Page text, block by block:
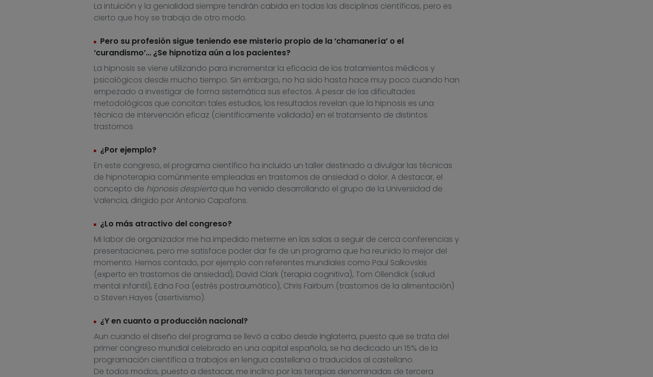
La intuición y la genialidad siempre tendrán cabida en todas las disciplinas científicas, pero es
cierto que hoy se trabaja de otro modo.
Pero su profesión sigue teniendo ese misterio propio de la ‘chamanería’ o el
‘curandismo’… ¿Se hipnotiza aún a los pacientes?
La hipnosis se viene utilizando para incrementar la eficacia de los tratamientos médicos y
psicológicos desde mucho tiempo. Sin embargo, no ha sido hasta hace muy poco cuando han
empezado a investigar de forma sistemática sus efectos. A pesar de las dificultades
metodológicas que concitan tales estudios, los resultados revelan que la hipnosis es una
técnica de intervención eficaz (científicamente validada) en el tratamiento de distintos
trastornos
¿Por ejemplo?
En este congreso, el programa científico ha incluido un taller destinado a divulgar las técnicas
de hipnoterapia comúnmente empleadas en trastornos de ansiedad o dolor. A destacar, el
concepto de hipnosis despiertaque ha venido desarrollando el grupo de la Universidad de
Valencia, dirigido por Antonio Capafons.
¿Lo más atractivo del congreso?
Mi labor de organizador me ha impedido meterme en las salas a seguir de cerca conferencias y
presentaciones, pero me satisface poder dar fe de un programa que ha reunido lo mejor del
momento. Hemos contado, por ejemplo con referentes mundiales como Paul Salkovskis
(experto en trastornos de ansiedad), David Clark (terapia cognitiva), Tom Ollendick (salud
mental infantil), Edna Foa (estrés postraumático), Chris Fairburn (trastornos de la alimentación)
o Steven Hayes (asertivismo).
¿Y en cuanto a producción nacional?
Aun cuando el diseño del programa se llevó a cabo desde Inglaterra, puesto que se trata del
primer congreso mundial celebrado en una capital española, se ha dedicado un 15% de la
programación científica a trabajos en lengua castellana o traducidos al castellano.
De todos modos, puesto a destacar, me inclino por las terapias denominadas de tercera